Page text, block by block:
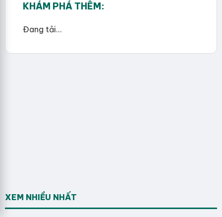
KHÁM PHÁ THÊM:
Đang tải...
XEM NHIỀU NHẤT